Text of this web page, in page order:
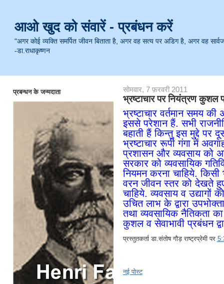
आओ खुद को संवारें - प्रबंधन करें
"अगर कोई व्यक्ति समर्पित जीवन बिताता है, अगर वह सत्य पर अडिग है, अगर वह
-डा.राधाकृष्णन
प्रबन्धन के जन्मदाता सोमवार, 7 फ़रवरी 2011
भ्रष्टाचार पर नियंत्रण कुशल
भ्रष्टाचार वर्तमान समय
इससे परेशान हैं. सभी
बहाती हैं किन्तु इस मुद्दे
भ्रष्टाचार रूपी गंगा में
प्रशासन और व्यवसाय को
सरकार को व्यवसायिक
नियमन करना चाहिये.
वरन जीवन स्तर को देखते
चाहिये. व्यवसाय व
उचित लाभ के द्वारा
तथा व्यवसायिक नैतिकता
कुशल व सेवाभावी प्रबंधन
प्रस्तुतकर्ताडा.संतोष गौड़ राष्ट्रप्रेमी पर
नई पोस्ट